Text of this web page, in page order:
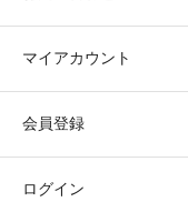
マイアカウント
会員登録
ログイン